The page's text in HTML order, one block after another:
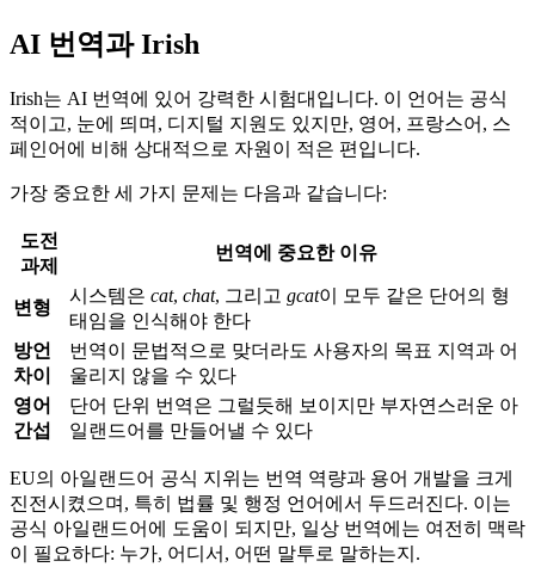
AI 번역과 Irish
Irish는 AI 번역에 있어 강력한 시험대입니다. 이 언어는 공식
적이고, 눈에 띄며, 디지털 지원도 있지만, 영어, 프랑스어, 스
페인어에 비해 상대적으로 자원이 적은 편입니다.
가장 중요한 세 가지 문제는 다음과 같습니다:
도전
과제
번역에 중요한 이유
변형
시스템은 cat, chat, 그리고 gcat이 모두 같은 단어의 형
태임을 인식해야 한다
방언
차이
번역이 문법적으로 맞더라도 사용자의 목표 지역과 어
울리지 않을 수 있다
영어
간섭
단어 단위 번역은 그럴듯해 보이지만 부자연스러운 아
일랜드어를 만들어낼 수 있다
EU의 아일랜드어 공식 지위는 번역 역량과 용어 개발을 크게
진전시켰으며, 특히 법률 및 행정 언어에서 두드러진다. 이는
공식 아일랜드어에 도움이 되지만, 일상 번역에는 여전히 맥락
이 필요하다: 누가, 어디서, 어떤 말투로 말하는지.